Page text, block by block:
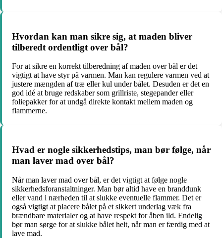
Hvordan kan man sikre sig, at maden bliver
tilberedt ordentligt over bål?
For at sikre en korrekt tilberedning af maden over bål er det
vigtigt at have styr på varmen. Man kan regulere varmen ved at
justere mængden af træ eller kul under bålet. Desuden er det en
god idé at bruge redskaber som grillriste, stegepander eller
foliepakker for at undgå direkte kontakt mellem maden og
flammerne.
Hvad er nogle sikkerhedstips, man bør følge, når
man laver mad over bål?
Når man laver mad over bål, er det vigtigt at følge nogle
sikkerhedsforanstaltninger. Man bør altid have en branddunk
eller vand i nærheden til at slukke eventuelle flammer. Det er
også vigtigt at placere bålet på et sikkert underlag væk fra
brændbare materialer og at have respekt for åben ild. Endelig
bør man sørge for at slukke bålet helt, når man er færdig med at
lave mad.